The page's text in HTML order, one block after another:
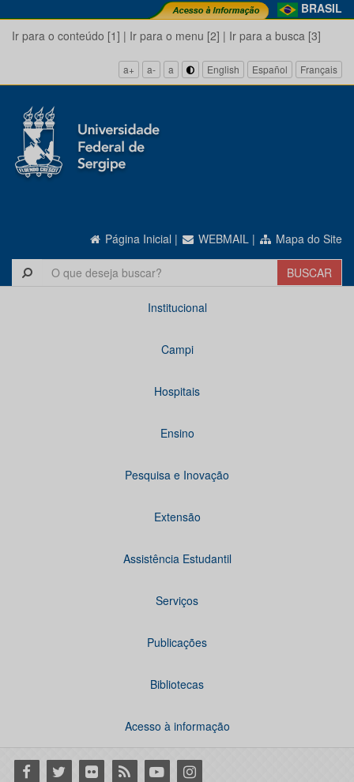
BRASIL
Ir para o conteúdo [1] | Ir para o menu [2] | Ir para a busca [3]
a+ a- a English Español Français
Página Inicial | WEBMAIL | Mapa do Site
Institucional
Campi
Hospitais
Ensino
Pesquisa e Inovação
Extensão
Assistência Estudantil
Serviços
Publicações
Bibliotecas
Acesso à informação
Facebook
Twitter Flickr RSS YoutubeInstagram